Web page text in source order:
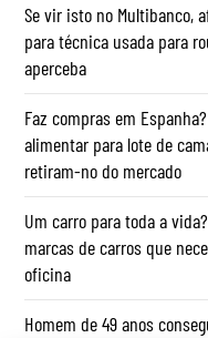
Se vir isto no Multibanco,
para técnica usada para
aperceba
Faz compras em
alimentar para lote de
retiram-no do mercado
Um carro para toda a
marcas de carros que
oficina
Homem de 49 anos